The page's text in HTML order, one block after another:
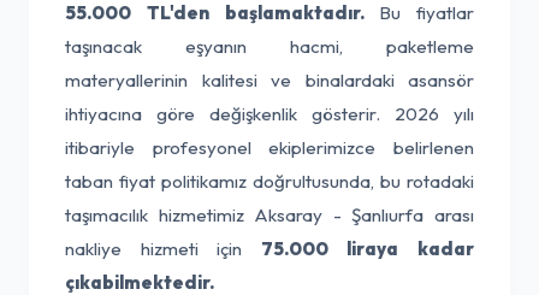
55.000 TL'den başlamaktadır.Bu fiyatlar
taşınacak eşyanın hacmi, paketleme
materyallerinin kalitesi ve binalardaki asansör
ihtiyacına göre değişkenlik gösterir. 2026 yılı
itibariyle profesyonel ekiplerimizce belirlenen
taban fiyat politikamız doğrultusunda, bu rotadaki
taşımacılık hizmetimiz Aksaray - Şanlıurfa arası
nakliye hizmeti için 75.000 liraya kadar
çıkabilmektedir.